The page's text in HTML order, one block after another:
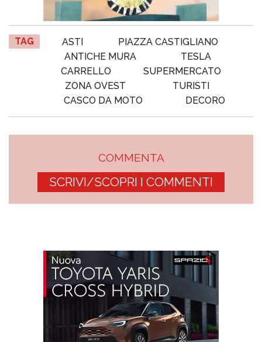
TAG ASTI
PIAZZA CASTIGLIANO
ANTICHE MURA
TESLA
CARRELLO
SUPERMERCATO
ZONA OVEST
TURISTI
CASCO DA MOTO
DECORO
COMMENTA
SCRIVI/SCOPRI I COMMENTI